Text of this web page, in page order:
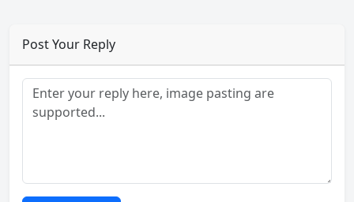
Post Your Reply